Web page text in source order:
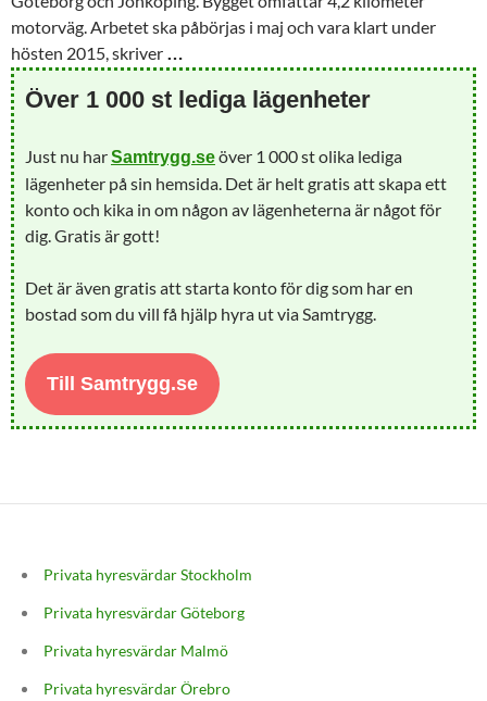
motorväg. Arbetet ska påbörjas i maj och vara klart under
hösten 2015, skriver …
Över 1 000 st lediga lägenheter
Just nu harSamtrygg.seöver 1 000 st olika lediga
lägenheter på sin hemsida. Det är helt gratis att skapa ett
konto och kika in om någon av lägenheterna är något för
dig. Gratis är gott!
Det är även gratis att starta konto för dig som har en
bostad som du vill få hjälp hyra ut via Samtrygg.
Till Samtrygg.se
Privata hyresvärdar Stockholm
Privata hyresvärdar Göteborg
Privata hyresvärdar Malmö
Privata hyresvärdar Örebro